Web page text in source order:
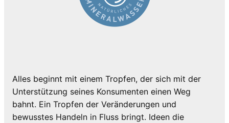
Alles beginnt mit einem Tropfen, der sich mit der
Unterstützung seines Konsumenten einen Weg
bahnt. Ein Tropfen der Veränderungen und
bewusstes Handeln in Fluss bringt. Ideen die